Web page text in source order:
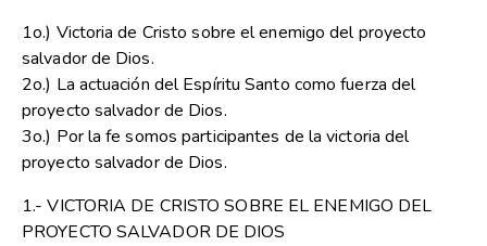
1o.) Victoria de Cristo sobre el enemigo del proyecto
salvador de Dios.
2o.) La actuación del Espíritu Santo como fuerza del
proyecto salvador de Dios.
3o.) Por la fe somos participantes de la victoria del
proyecto salvador de Dios.
1.- VICTORIA DE CRISTO SOBRE EL ENEMIGO DEL
PROYECTO SALVADOR DE DIOS